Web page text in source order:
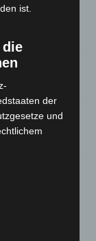
sucht
erhoben
ist.
der
und